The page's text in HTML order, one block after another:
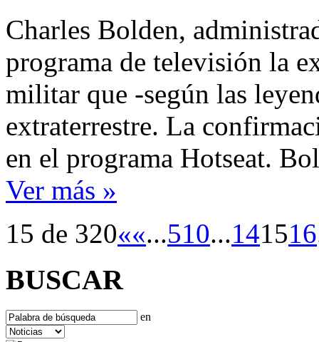
Charles Bolden,
programa de televisión la
militar que -según las
extraterrestre. La
en el programa Hotseat.
Ver más »
15 de 320««...510...141516
BUSCAR
en